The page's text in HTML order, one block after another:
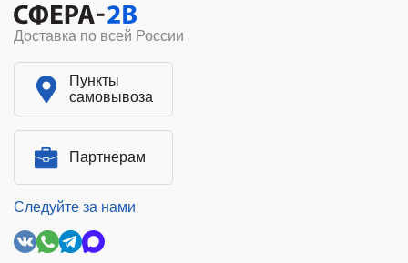
Доставка по всей России
Пункты
самовывоза
Партнерам
Следуйте за нами